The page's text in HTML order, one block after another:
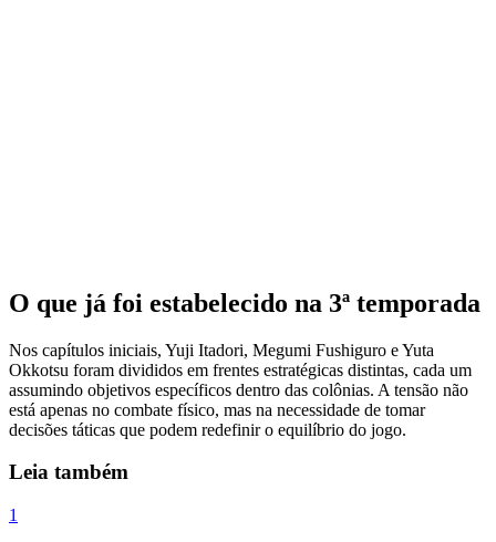
O que já foi estabelecido na 3ª temporada
Nos capítulos iniciais, Yuji Itadori, Megumi Fushiguro e Yuta
Okkotsu foram divididos em frentes estratégicas distintas, cada um
assumindo objetivos específicos dentro das colônias. A tensão não
está apenas no combate físico, mas na necessidade de tomar
decisões táticas que podem redefinir o equilíbrio do jogo.
Leia também
1